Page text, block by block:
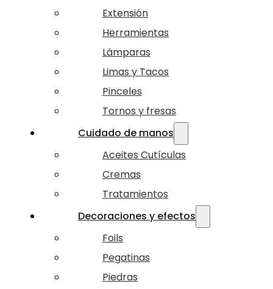
Extensión
Herramientas
Lámparas
Limas y Tacos
Pinceles
Tornos y fresas
Cuidado de manos
Aceites Cutículas
Cremas
Tratamientos
Decoraciones y efectos
Foils
Pegatinas
Piedras